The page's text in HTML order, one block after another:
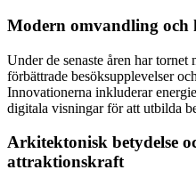
Modern omvandling och
Under de senaste åren har
förbättrade besöksupplevelser
Innovationerna inkluderar
digitala visningar för att utbilda
Arkitektonisk betydelse
attraktionskraft